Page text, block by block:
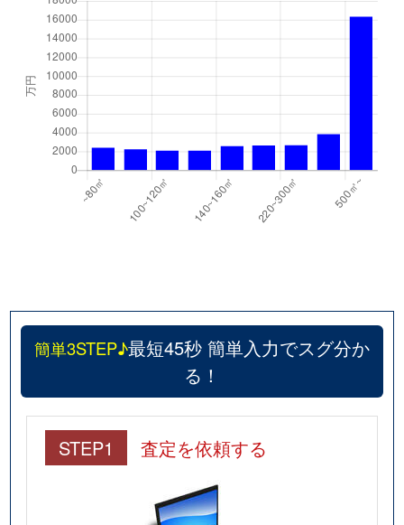
簡単3STEP♪最短45秒 簡単入力でスグ分か
る！
STEP1 査定を依頼する